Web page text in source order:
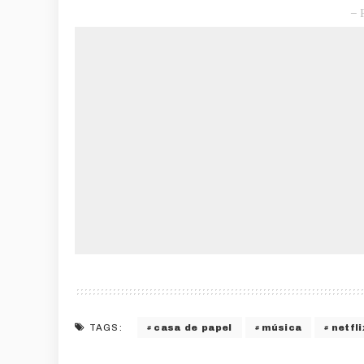
–
TAGS: casa de papel música